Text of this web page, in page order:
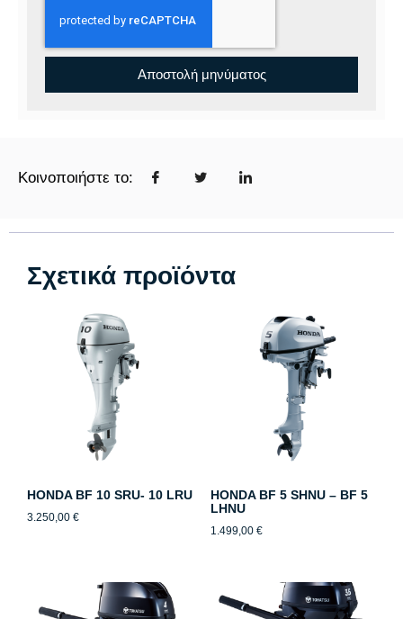
Αποστολή μηνύματος
Κοινοποιήστε το:
Σχετικά προϊόντα
HONDA BF 10 SRU- 10 LRU
3.250,00 €
HONDA BF 5 SHNU – BF 5
LHNU
1.499,00 €